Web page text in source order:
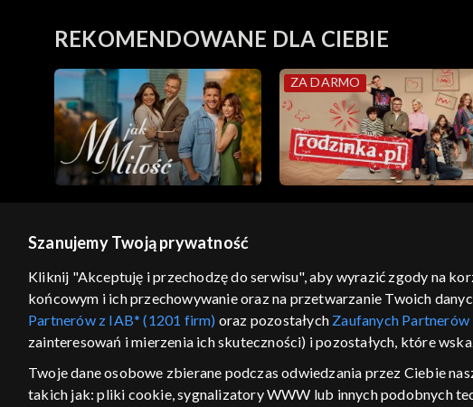
REKOMENDOWANE DLA CIEBIE
ZA DARMO
GEOLOKALIZACJA
ŁĄCZYSZ SIĘ SPOZA POLSKI
Kraj, z którego się łączysz, to Stany
regulamin serwisu cennik polityka prywatności moje
Szanujemy Twoją prywatność
Kliknij "Akceptuję i przechodzę do serwisu", aby wyrazić zgody na
końcowym i ich przechowywanie oraz na przetwarzanie Twoich
Partnerów z IAB* (1201 firm) oraz pozostałych Zaufanych
zainteresowań i mierzenia ich skuteczności) i pozostałych, które
Twoje dane osobowe zbierane podczas odwiedzania przez Ciebie
takich jak: pliki cookie, sygnalizatory WWW lub innych podobnych